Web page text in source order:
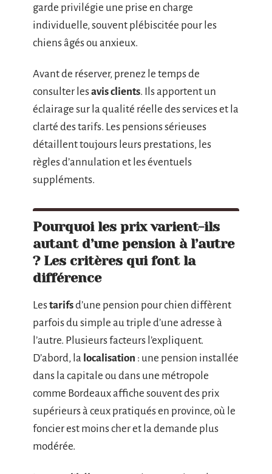
garde privilégie une prise en charge
individuelle, souvent plébiscitée pour les
chiens âgés ou anxieux.
Avant de réserver, prenez le temps de
consulter lesavis clients. Ils apportent un
éclairage sur la qualité réelle des services et la
clarté des tarifs. Les pensions sérieuses
détaillent toujours leurs prestations, les
règles d’annulation et les éventuels
suppléments.
Pourquoi les prix varient-ils
autant d’une pension à l’autre
? Les critères qui font la
différence
Lestarifsd’une pension pour chien diffèrent
parfois du simple au triple d’une adresse à
l’autre. Plusieurs facteurs l’expliquent.
D’abord, la localisation : une pension installée
dans la capitale ou dans une métropole
comme Bordeaux affiche souvent des prix
supérieurs à ceux pratiqués en province, où le
foncier est moins cher et la demande plus
modérée.